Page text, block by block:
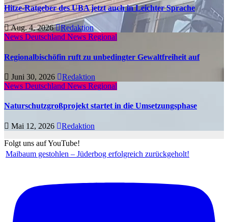
Hitze-Ratgeber des UBA jetzt auch in Leichter Sprache
Aug. 4, 2026 Redaktion
News Deutschland News Regional
Regionalbischöfin ruft zu unbedingter Gewaltfreiheit auf
Juni 30, 2026
Redaktion
News Deutschland News Regional
Naturschutzgroßprojekt startet in die Umsetzungsphase
Mai 12, 2026
Redaktion
Folgt uns auf YouTube!
Maibaum gestohlen – Jüderbog erfolgreich zurückgeholt!